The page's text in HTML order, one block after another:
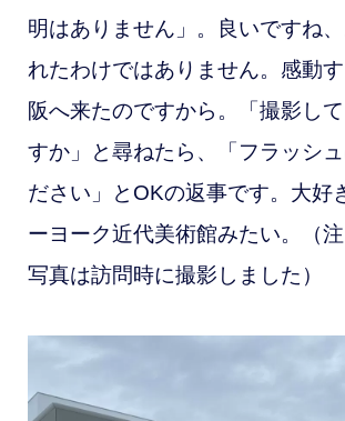
明はありません」。良いですね
れたわけではありません。感動
阪へ来たのですから。「撮影し
すか」と尋ねたら、「フラッシュ
ださい」とOKの返事です。大好
ーヨーク近代美術館みたい。（
写真は訪問時に撮影しました）